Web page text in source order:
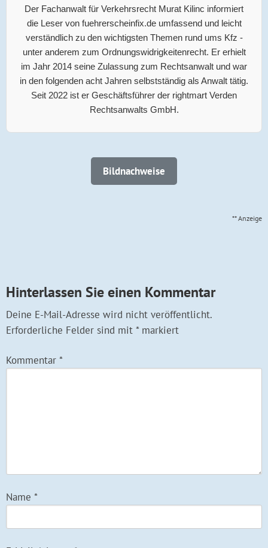
Der Fachanwalt für Verkehrsrecht Murat Kilinc informiert
die Leser von fuehrerscheinfix.de umfassend und leicht
verständlich zu den wichtigsten Themen rund ums Kfz -
unter anderem zum Ordnungswidrigkeitenrecht. Er erhielt
im Jahr 2014 seine Zulassung zum Rechtsanwalt und war
in den folgenden acht Jahren selbstständig als Anwalt tätig.
Seit 2022 ist er Geschäftsführer der rightmart Verden
Rechtsanwalts GmbH.
Bildnachweise
** Anzeige
Hinterlassen Sie einen Kommentar
Deine E-Mail-Adresse wird nicht veröffentlicht.
Erforderliche Felder sind mit *markiert
Kommentar *
Name *